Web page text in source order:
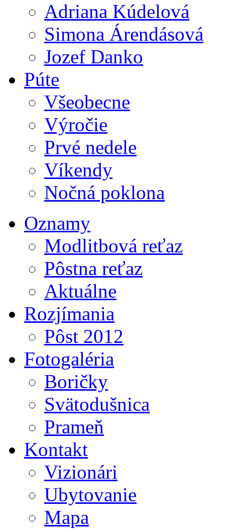
Adriana Kúdelová
Simona Árendásová
Jozef Danko
Púte
Všeobecne
Výročie
Prvé nedele
Víkendy
Nočná poklona
Oznamy
Modlitbová reťaz
Pôstna reťaz
Aktuálne
Rozjímania
Pôst 2012
Fotogaléria
Boričky
Svätodušnica
Prameň
Kontakt
Vizionári
Ubytovanie
Mapa